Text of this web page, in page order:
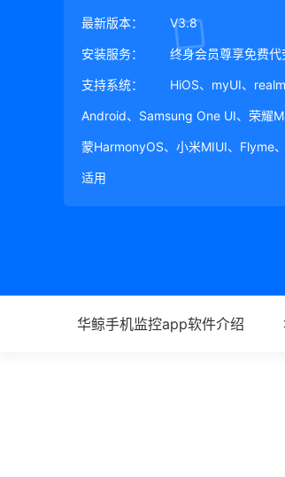
最新版本： V3.8
安装服务： 终身会员尊享免费
支持系统： HiOS、myUI、
Android、Samsung One UI、荣耀
蒙HarmonyOS、小米MIUI、Flyme
适用
华鲸手机监控app软件介绍